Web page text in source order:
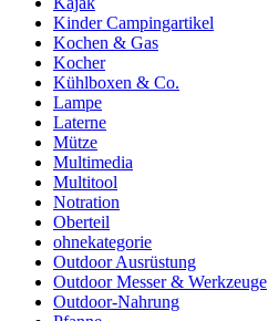
Kinder Campingartikel
Kochen & Gas
Kocher
Kühlboxen & Co.
Lampe
Laterne
Mütze
Multimedia
Multitool
Notration
Oberteil
ohnekategorie
Outdoor Ausrüstung
Outdoor Messer & Werkzeuge
Outdoor-Nahrung